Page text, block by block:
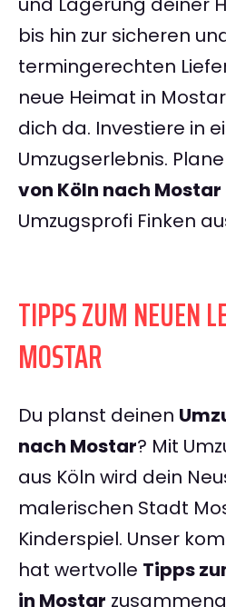
bis hin zur sicheren
termingerechten
neue Heimat in
dich da. Investiere in
Umzugserlebnis.
von Köln nach Mostar
Umzugsprofi Finken
TIPPS ZUM NEUEN
MOSTAR
Du planst deinen
nach Mostar? Mit
aus Köln wird dein
malerischen Stadt
Kinderspiel. Unser
hat wertvolle Tipps
in Mostar